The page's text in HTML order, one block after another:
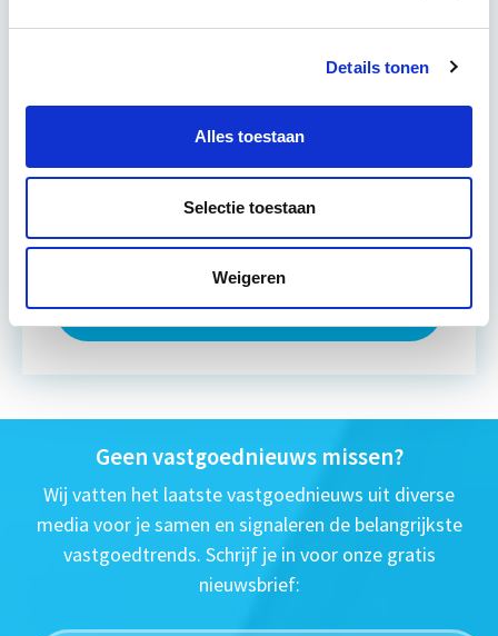
Details tonen
Alles toestaan
Selectie toestaan
Weigeren
4 - 8 uur per week
Eerstvolgende startdatum
do 10 sep 2026 - Utrecht of Online
Meer informatie
Geen vastgoednieuws missen?
Wij vatten het laatste vastgoednieuws uit diverse
media voor je samen en signaleren de belangrijkste
vastgoedtrends. Schrijf je in voor onze gratis
nieuwsbrief: